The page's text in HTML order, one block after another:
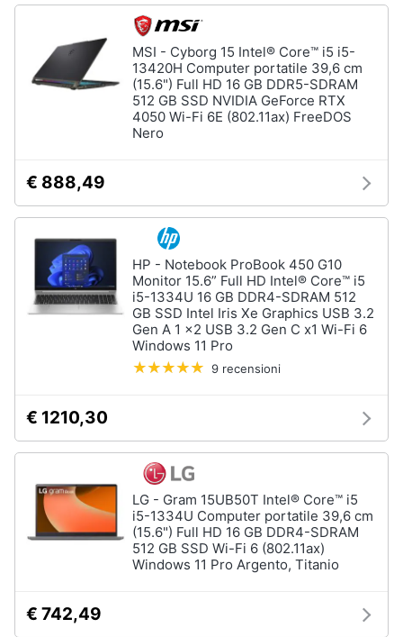
Termostato
Videocitofono
Vedi
Accessori
informatica
Webcam
Software
Tastiera
Sistema
operativo
MSI - Cyborg 15 Intel® Core™ i5 i5-
13420H Computer portatile 39,6 cm
(15.6") Full HD 16 GB DDR5-SDRAM
512 GB SSD NVIDIA GeForce RTX
4050 Wi-Fi 6E (802.11ax) FreeDOS
Nero
€ 888,49
HP - Notebook ProBook 450 G10
Monitor 15.6” Full HD Intel® Core™ i5
i5-1334U 16 GB DDR4-SDRAM 512
GB SSD Intel Iris Xe Graphics USB 3.2
Gen A 1 x2 USB 3.2 Gen C x1 Wi-Fi 6
Windows 11 Pro
9 recensioni
€ 1210,30
LG - Gram 15UB50T Intel® Core™ i5
i5-1334U Computer portatile 39,6 cm
(15.6") Full HD 16 GB DDR4-SDRAM
512 GB SSD Wi-Fi 6 (802.11ax)
Windows 11 Pro Argento, Titanio
€ 742,49